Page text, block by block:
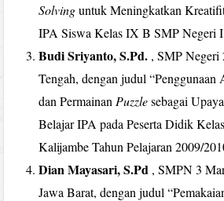
Solvinguntuk Meningkatkan
IPA Siswa Kelas IX B SMP Negeri I
Budi Sriyanto, S.Pd. , SMP Negeri
Tengah, dengan judul “Penggunaan
dan Permainan Puzzlesebagai
Belajar IPA pada Peserta Didik
Kalijambe Tahun Pelajaran 2009/
Dian Mayasari, S.Pd , SMPN 3
Jawa Barat, dengan judul